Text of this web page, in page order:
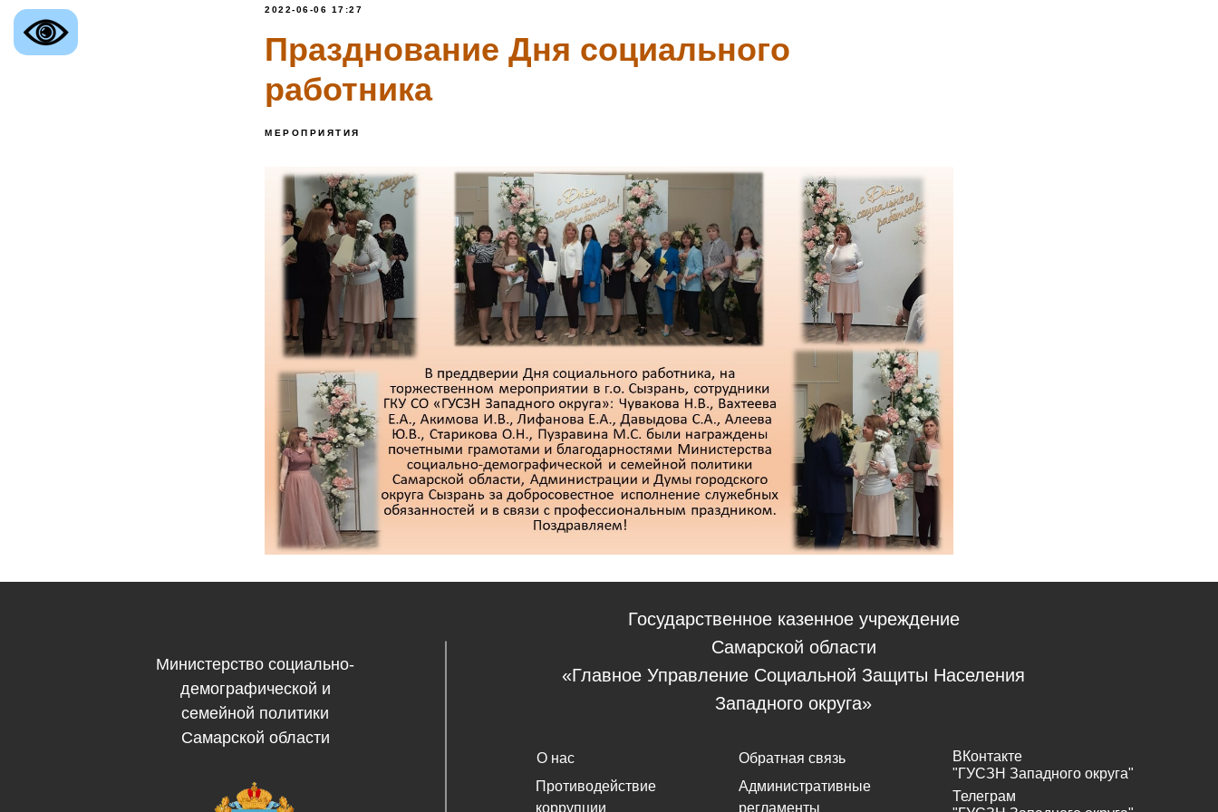
2022-06-06 17:27
Празднование Дня социального
работника
МЕРОПРИЯТИЯ
Министерство социально-
демографической и
семейной политики
Самарской области
Государственное казенное учреждение
Самарской области
«Главное Управление Социальной Защиты Населения
Западного округа»
О нас
Противодействие
коррупции
Обратная связь
Административные
регламенты
ВКонтакте
"ГУСЗН Западного округа"
Телеграм